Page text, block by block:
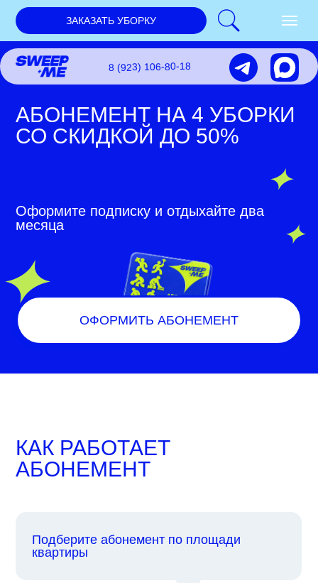
8 (923) 106-80-18
ЗАКАЗАТЬ УБОРКУ
АБОНЕМЕНТ НА 4 УБОРКИ
СО СКИДКОЙ ДО 50%
ОФОРМИТЬ АБОНЕМЕНТ
Оформите подписку и отдыхайте два
месяца
КАК РАБОТАЕТ
АБОНЕМЕНТ
Подберите абонемент по площади
квартиры